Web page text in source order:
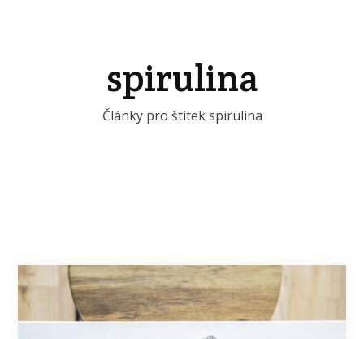
spirulina
Články pro štítek spirulina